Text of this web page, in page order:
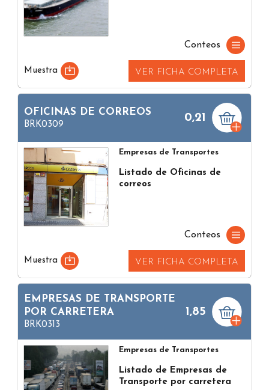
Conteos
Muestra VER FICHA COMPLETA
OFICINAS DE CORREOS
BRK0309
0,21
Empresas de Transportes
Listado de Oficinas de
correos
Conteos
Muestra VER FICHA COMPLETA
EMPRESAS DE TRANSPORTE
POR CARRETERA
BRK0313
1,85
Empresas de Transportes
Listado de Empresas de
Transporte por carretera